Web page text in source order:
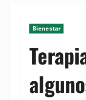
Bienestar